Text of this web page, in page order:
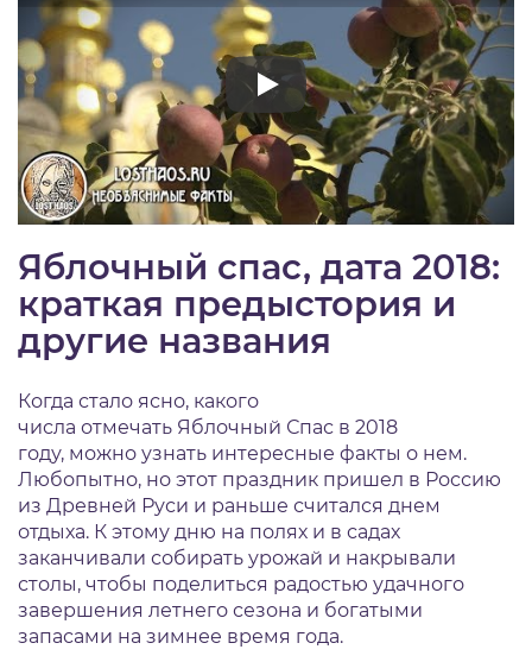
Яблочный спас, дата 2018:
краткая предыстория и
другие названия
Когда стало ясно, какого
числа отмечать Яблочный Спас в 2018
году, можно узнать интересные факты о нем.
Любопытно, но этот праздник пришел в Россию
из Древней Руси и раньше считался днем
отдыха. К этому дню на полях и в садах
заканчивали собирать урожай и накрывали
столы, чтобы поделиться радостью удачного
завершения летнего сезона и богатыми
запасами на зимнее время года.